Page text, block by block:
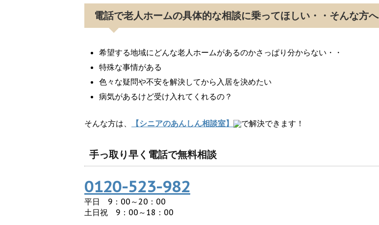
電話で老人ホームの具体的な相談に乗ってほしい・・そんな方へ
希望する地域にどんな老人ホームがあるのかさっぱり分からない・・
特殊な事情がある
色々な疑問や不安を解決してから入居を決めたい
病気があるけど受け入れてくれるの？
そんな方は、 【シニアのあんしん相談室】 で解決できます！
手っ取り早く電話で無料相談
0120-523-982
平日 9：00～20：00
土日祝 9：00～18：00